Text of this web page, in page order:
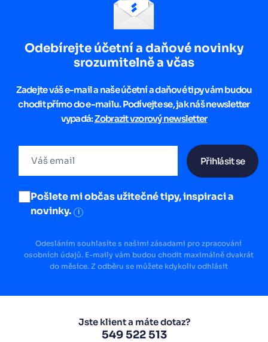
Odebírejte účetní a daňové novinky
srozumitelně a včas
Zadejte váš e-mail a naše účetní a daňové tipy vám budou
chodit přímo do e-mailu. Podívejte se, jak náš newsletter
vypadá:Zobrazit vzorový newsletter
Přihlásit se
Pošlete mi občas užitečné tipy, inspiraci a
novinky.
i
Odesláním souhlasíte s našimi zásadami pro zpracování
osobních údajů. E-maily vám budou chodit maximálně dvakrát
do měsíce. Z odběru se můžete kdykoliv odhlásit
Jste klient a máte dotaz?
549 522 513